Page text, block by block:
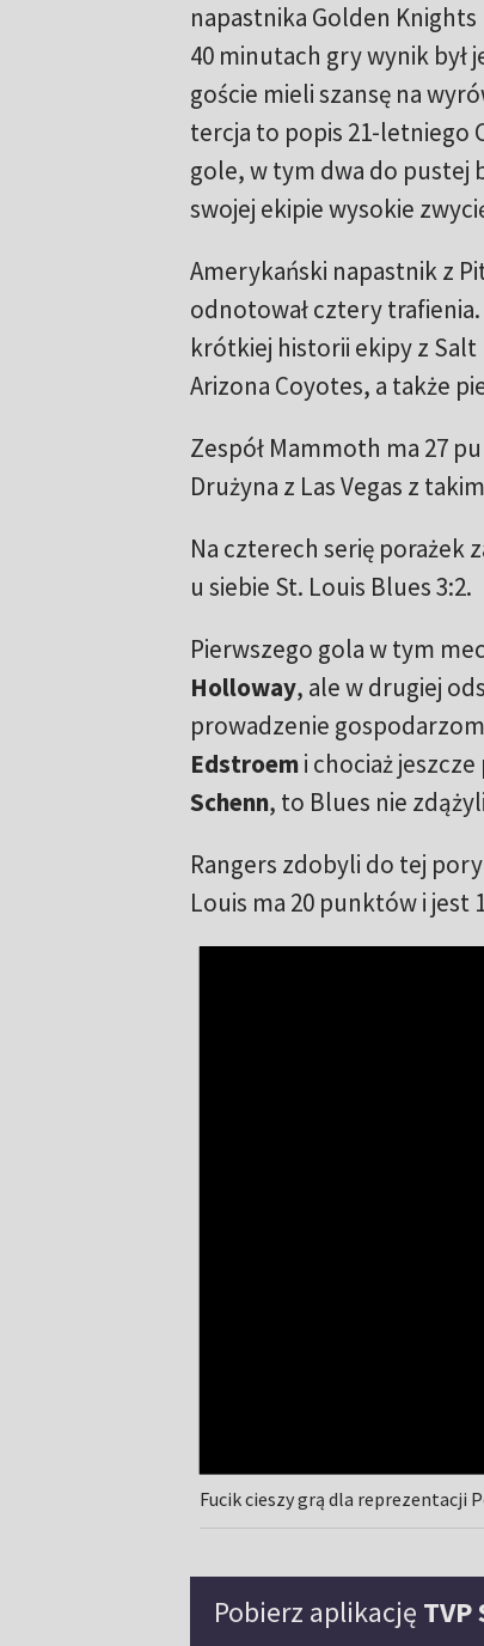
napastnika Golden Knights
40 minutach gry wynik był
goście mieli szansę na
tercja to popis 21-letniego
gole, w tym dwa do pustej
swojej ekipie wysokie
Amerykański napastnik z
odnotował cztery
krótkiej historii ekipy z Salt
Arizona Coyotes, a także
Zespół Mammoth ma 27
Drużyna z Las Vegas z
Na czterech serię porażek
u siebie St. Louis Blues 3:2.
Pierwszego gola w tym
Holloway, ale w drugiej
prowadzenie
Edstroemi chociaż
Schenn, to Blues nie
Rangers zdobyli do tej
Louis ma 20 punktów i jest
Fucik cieszy grą dla reprezentacji
Pobierz aplikację TVP